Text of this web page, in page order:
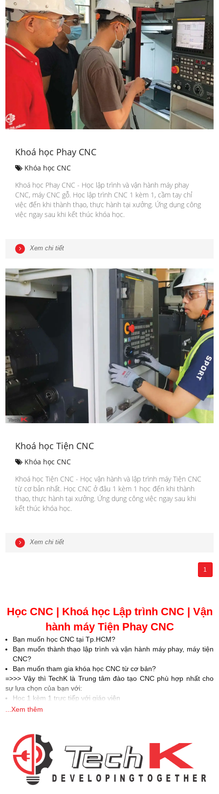
Khoá học Phay CNC
Khóa học CNC
Khoá học Phay CNC - Học lập trình và vận hành máy phay
CNC, máy CNC gỗ. Học lập trình CNC 1 kèm 1, cầm tay chỉ
việc đến khi thành thạo, thực hành tại xưởng. Ứng dụng công
việc ngay sau khi kết thúc khóa học.
Xem chi tiết
Khoá học Tiện CNC
Khóa học CNC
Khoá học Tiện CNC - Học vận hành và lập trình máy Tiện CNC
từ cơ bản nhất. Học CNC ở đâu 1 kèm 1 học đến khi thành
thạo, thực hành tại xưởng. Ứng dụng công việc ngay sau khi
kết thúc khóa học.
Xem chi tiết
1
Học CNC | Khoá học Lập trình CNC | Vận
hành máy Tiện Phay CNC
Bạn muốn học CNC tại Tp.HCM?
Bạn muốn thành thạo lập trình và vận hành máy phay, máy tiện
CNC?
Bạn muốn tham gia khóa học CNC từ cơ bản?
=>>> Vậy thì TechK là Trung tâm đào tạo CNC phù hợp nhất cho
sự lựa chọn của bạn với:
Học 1 kèm 1 trực tiếp với giáo viên
Đào tạo học viên từ con số 0 đến khi thành thạo
Hiện nay, trong ngành công nghiệp nói chung và ngành cơ khí nói
riêng thì bạn rất dễ dàng để bắt gặp những sản phẩm có liên quan
đến gia công CNC. Đây là một trong những ngành nghề đang “hot”
ở Việt Nam cũng như các nước trên thế giới. Muốn trở thành
viên vận hành máy CNC thì bạn phải tham gia các khóa học
. Ở bài viết dưới đây chúng tôi cung cấp đến bạn những thông
...Xem thêm